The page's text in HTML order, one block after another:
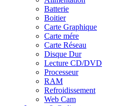
Batterie
Boitier
Carte Graphique
Carte mére
Carte Réseau
Disque Dur
Lecture CD/DVD
Processeur
RAM
Refroidissement
Web Cam